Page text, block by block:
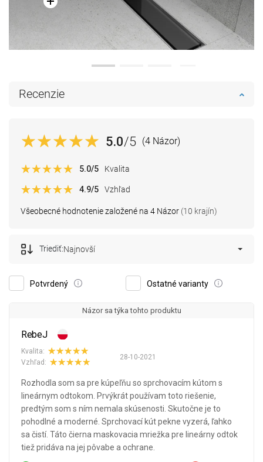
Recenzie
5.0/5 (4 Názor)
Všeobecné hodnotenie založené na 4 Názor (10 krajín)
5.0/5 Kvalita
4.9/5 Vzhľad
Potvrdený Ostatné varianty
Triediť:Najnovší
Názor sa týka tohto produktu
RebeJ
28-10-2021
Kvalita:
Vzhľad:
Rozhodla som sa pre kúpeľňu so sprchovacím kútom s
lineárnym odtokom. Prvýkrát používam toto riešenie,
predtým som s ním nemala skúsenosti. Skutočne je to
pohodlné a moderné. Sprchovací kút pekne vyzerá, ľahko
sa čistí. Táto čierna maskovacia mriežka pre lineárny odtok
tiež pridáva na jej pôvabe a ochrane.